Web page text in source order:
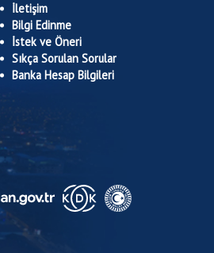
İletişim
Bilgi Edinme
İstek ve Öneri
Sıkça Sorulan Sorular
Banka Hesap Bilgileri